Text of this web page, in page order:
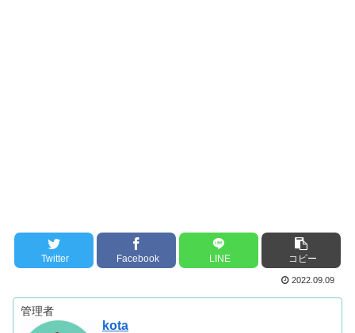
Twitter Facebook LINE コピー
2022.09.09
管理者
kota